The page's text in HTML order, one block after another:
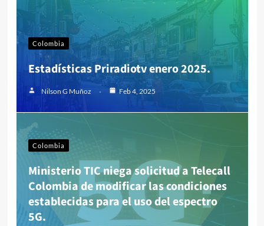
Colombia
Estadísticas Priradiotv enero 2025.
Nilson G Muñoz Feb 4, 2025
Colombia
Ministerio TIC niega solicitud a Telecall
Colombia de modificar las condiciones
establecidas para el uso del espectro
5G.